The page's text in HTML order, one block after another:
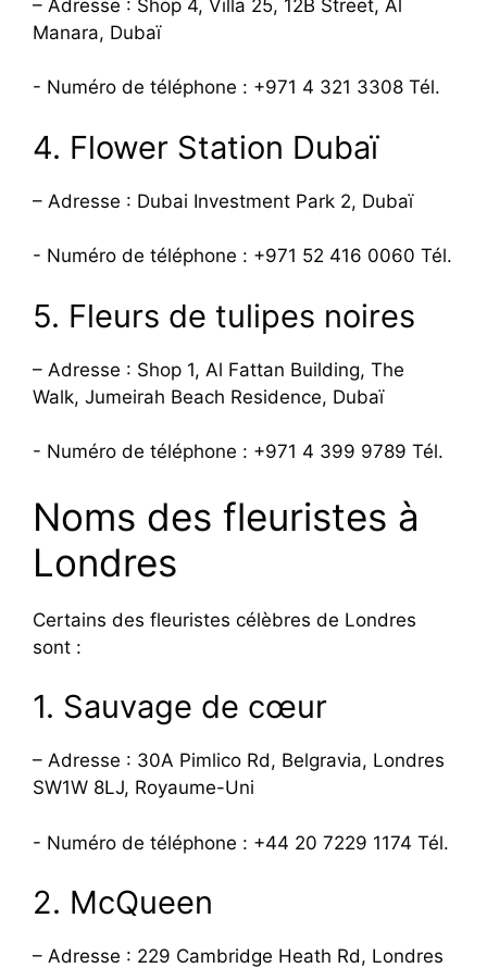
– Adresse : Shop 4, Villa 25, 12B Street, Al
Manara, Dubaï
- Numéro de téléphone : +971 4 321 3308 Tél.
4. Flower Station Dubaï
– Adresse : Dubai Investment Park 2, Dubaï
- Numéro de téléphone : +971 52 416 0060 Tél.
5. Fleurs de tulipes noires
– Adresse : Shop 1, Al Fattan Building, The
Walk, Jumeirah Beach Residence, Dubaï
- Numéro de téléphone : +971 4 399 9789 Tél.
Noms des fleuristes à
Londres
Certains des fleuristes célèbres de Londres
sont :
1. Sauvage de cœur
– Adresse : 30A Pimlico Rd, Belgravia, Londres
SW1W 8LJ, Royaume-Uni
- Numéro de téléphone : +44 20 7229 1174 Tél.
2. McQueen
– Adresse : 229 Cambridge Heath Rd, Londres